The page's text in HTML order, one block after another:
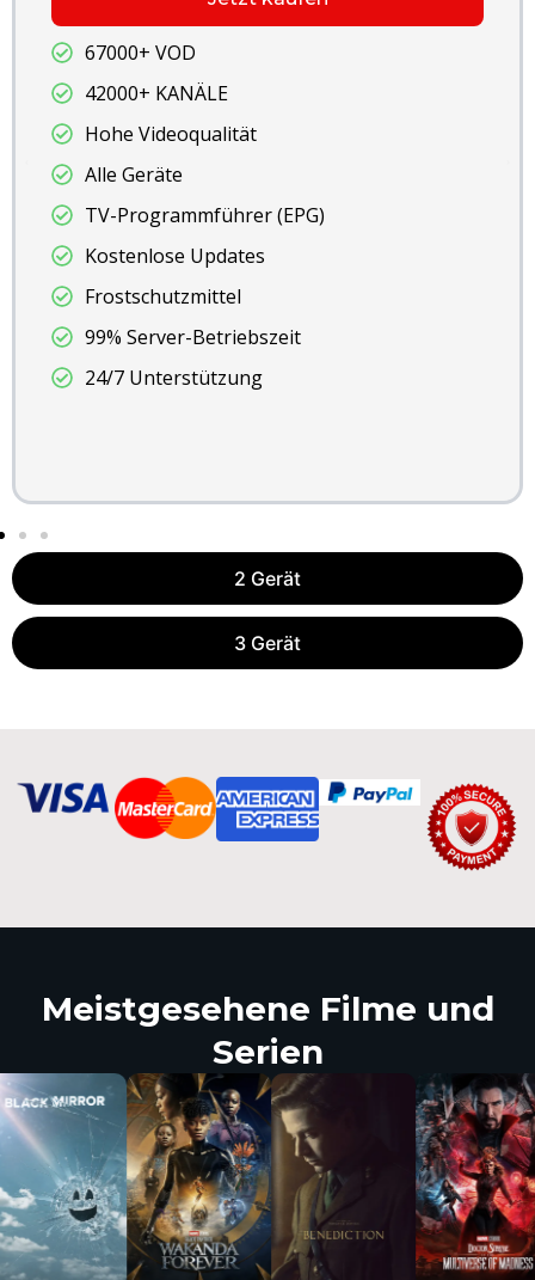
2 Gerät
3 Gerät
TV-Programmführer
Meistgesehene Filme und
Serien